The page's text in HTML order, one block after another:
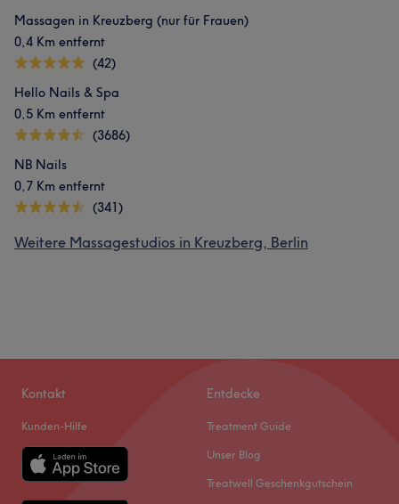
Massagen in Kreuzberg (nur für Frauen)
0,4 Km entfernt
(42)
Hello Nails & Spa
0,5 Km entfernt
(3686)
NB Nails
0,7 Km entfernt
(341)
Weitere Massagestudios in Kreuzberg, Berlin
Kontakt
Kunden-Hilfe
Entdecke
Treatment Guide
Unser Blog
Treatwell Geschenkgutschein